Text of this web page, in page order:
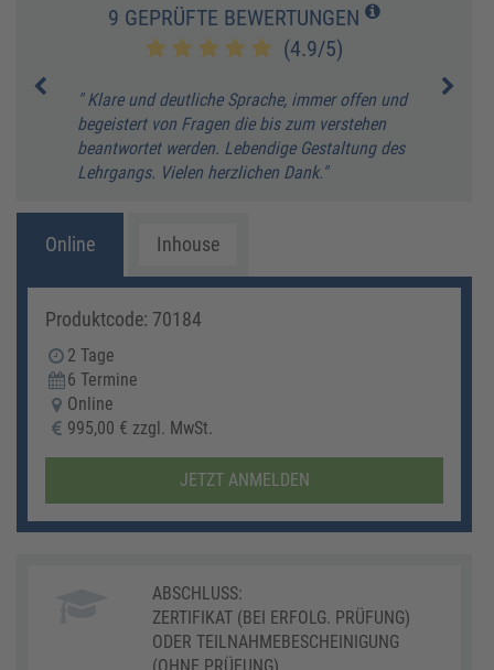
9 GEPRÜFTE BEWERTUNGEN
(4.9/5)
" Klare und deutliche Sprache, immer offen und
begeistert von Fragen die bis zum verstehen
beantwortet werden. Lebendige Gestaltung des
Lehrgangs. Vielen herzlichen Dank."
Online Inhouse
Produktcode: 70184
2 Tage
6 Termine
Online
995,00 € zzgl. MwSt.
JETZT ANMELDEN
ABSCHLUSS:
ZERTIFIKAT (BEI ERFOLG. PRÜFUNG)
ODER TEILNAHMEBESCHEINIGUNG